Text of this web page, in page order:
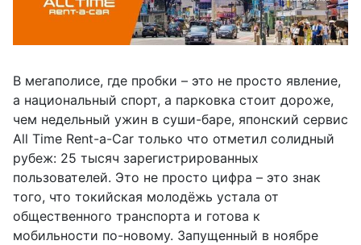
В мегаполисе, где пробки – это не просто явление,
а национальный спорт, а парковка стоит дороже,
чем недельный ужин в суши-баре, японский сервис
All Time Rent-a-Car только что отметил солидный
рубеж: 25 тысяч зарегистрированных
пользователей. Это не просто цифра – это знак
того, что токийская молодёжь устала от
общественного транспорта и готова к
мобильности по-новому. Запущенный в ноябре